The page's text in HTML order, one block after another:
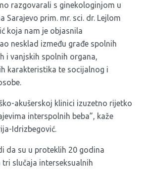
razgovarali s ginekologinjom u
Sarajevo prim. mr. sci. dr. Lejlom
koja nam je objasnila
nesklad između građe spolnih
i vanjskih spolnih organa,
karakteristika te socijalnog i
akušerskoj klinici izuzetno rijetko
interspolnih beba”, kaže
Idrizbegović.
da su u proteklih 20 godina
slučaja interseksualnih